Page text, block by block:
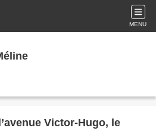
MENU
Victor-Hugo, le